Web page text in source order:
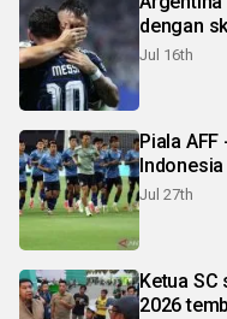
dengan
Jul 16th
Piala
Jul 27th
Ketua
2026